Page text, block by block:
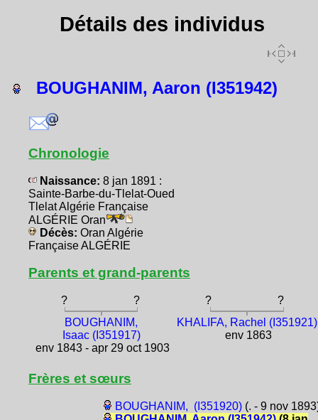
Détails des individus
BOUGHANIM, Aaron (I351942)
Chronologie
Naissance: 8 jan 1891 :
Sainte-Barbe-du-Tlelat-Oued
Tlelat Algérie Française
ALGÉRIE Oran
Décès: Oran Algérie
Française ALGÉRIE
Parents et grand-parents
? ? ?
?
BOUGHANIM,
Isaac (I351917)
env 1843 - apr 29 oct 1903
KHALIFA, Rachel (I351921)
env 1863
Frères et sœurs
BOUGHANIM, (I351920)(. - 9 nov